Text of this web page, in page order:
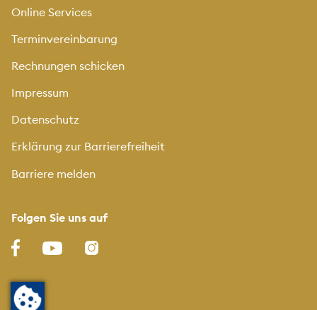
Online Services
Terminvereinbarung
Rechnungen schicken
Impressum
Datenschutz
Erklärung zur Barrierefreiheit
Barriere melden
Folgen Sie uns auf